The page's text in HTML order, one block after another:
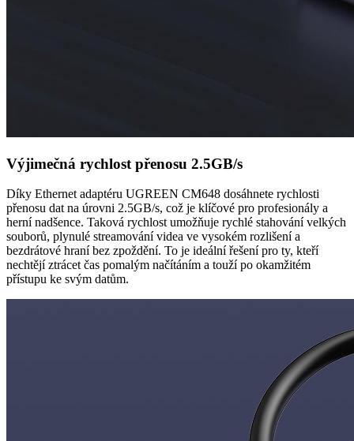
Výjimečná rychlost přenosu 2.5GB/s
Díky Ethernet adaptéru UGREEN CM648 dosáhnete rychlosti
přenosu dat na úrovni 2.5GB/s, což je klíčové pro profesionály a
herní nadšence. Taková rychlost umožňuje rychlé stahování velkých
souborů, plynulé streamování videa ve vysokém rozlišení a
bezdrátové hraní bez zpoždění. To je ideální řešení pro ty, kteří
nechtějí ztrácet čas pomalým načítáním a touží po okamžitém
přístupu ke svým datům.